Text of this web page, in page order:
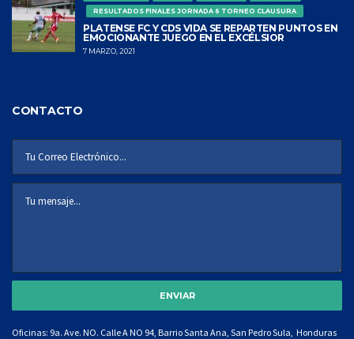
RESULTADOS FINALES JORNADA 6 TORNEO CLAUSURA
PLATENSE FC Y CDS VIDA SE REPARTEN PUNTOS EN
EMOCIONANTE JUEGO EN EL EXCÉLSIOR
7 MARZO, 2021
CONTACTO
Oficinas: 9a. Ave. NO. Calle A NO 94, Barrio Santa Ana, San Pedro Sula, Honduras